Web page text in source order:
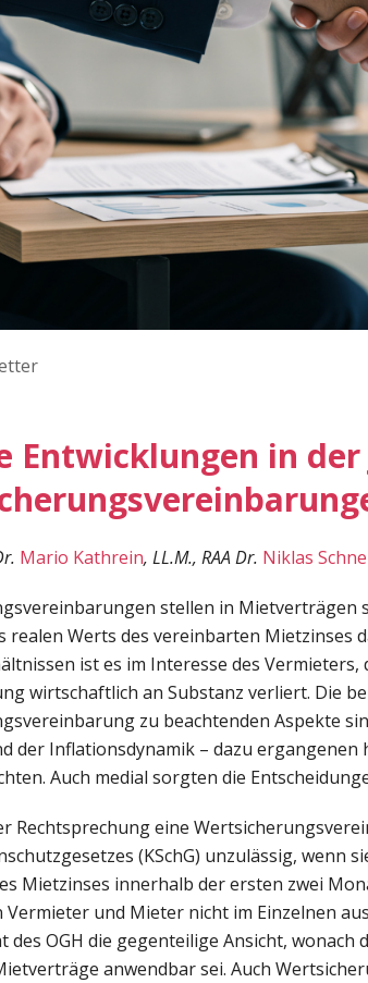
Entwicklungen in
Mario Kathrein, LL.M., RAA Dr. Niklas
stellen in Mietverträgen
realen Werts des vereinbarten Mietzinses
ist es im Interesse des Vermieters,
wirtschaftlich an Substanz verliert. Die
zu beachtenden Aspekte
der Inflationsdynamik – dazu
Auch medial sorgten die
Rechtsprechung eine
(KSchG) unzulässig, wenn
Mietzinses innerhalb der ersten zwei
Vermieter und Mieter nicht im Einzelnen
des OGH die gegenteilige Ansicht, wonach
anwendbar sei. Auch